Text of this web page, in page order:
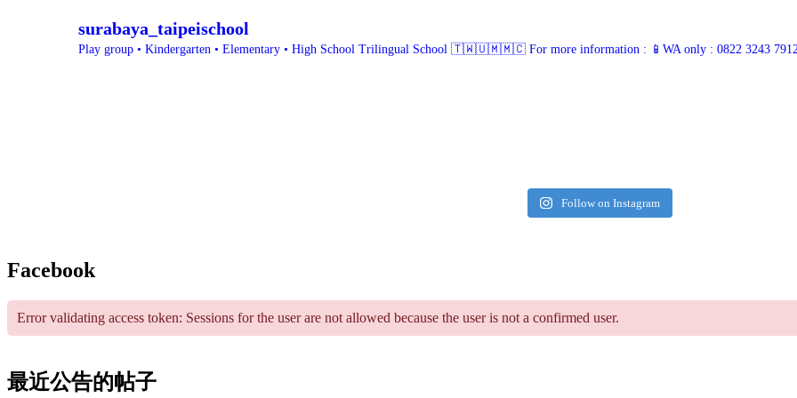
surabaya_taipeischool
Play group • Kindergarten • Elementary • High School Trilingual School 🇹🇼🇺🇲🇲🇨 For more information : 📱WA only : 0822 3243
Follow on Instagram
Facebook
Error validating access token: Sessions for the user are not allowed because the user is not a confirmed user.
最近公告的帖子